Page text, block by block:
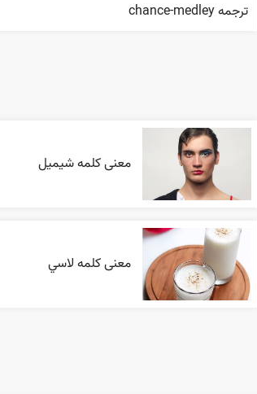
ترجمه chance-medley
معنی کلمه شیمیل
معنی کلمه لاسي